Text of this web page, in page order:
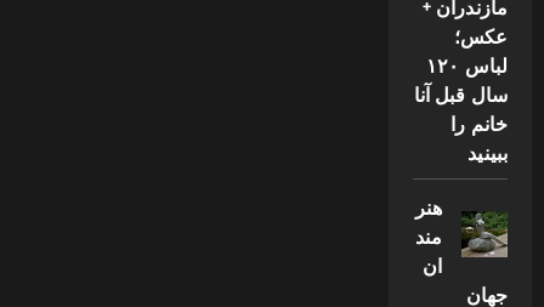
مازندران +
عکس؛
لباس ۱۲۰
سال قبل آنا
خانم را
ببینید
هنر
مند
ان
جهان